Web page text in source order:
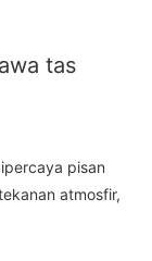
tas
pisan
atmosfir,